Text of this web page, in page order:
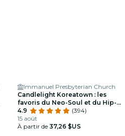
Immanuel Presbyterian Church
Candlelight Koreatown : les
favoris du Neo-Soul et du Hip-
Hop
4.9
(394)
15 août
À partir de 37,26 $US